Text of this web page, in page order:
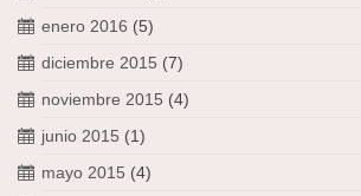
enero 2016 (5)
diciembre 2015 (7)
noviembre 2015 (4)
junio 2015 (1)
mayo 2015 (4)